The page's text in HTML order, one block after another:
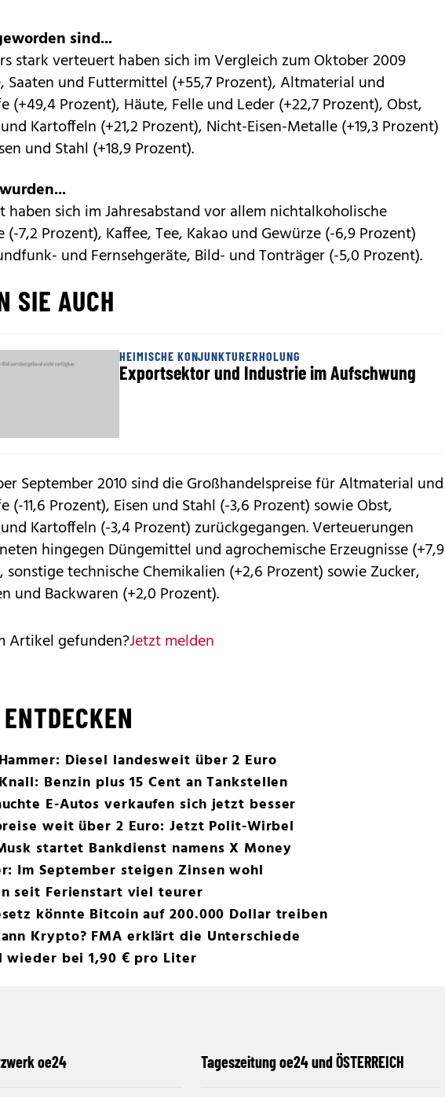
sind...
stark verteuert haben sich im Vergleich zum Oktober 2009
Saaten und Futtermittel (+55,7 Prozent), Altmaterial und
(+49,4 Prozent), Häute, Felle und Leder (+22,7 Prozent), Obst,
Kartoffeln (+21,2 Prozent), Nicht-Eisen-Metalle (+19,3 Prozent)
und Stahl (+18,9 Prozent).
sich im Jahresabstand vor allem nichtalkoholische
(-7,2 Prozent), Kaffee, Tee, Kakao und Gewürze (-6,9 Prozent)
und Fernsehgeräte, Bild- und Tonträger (-5,0 Prozent).
SIE AUCH
HEIMISCHE KONJUNKTURERHOLUNG
Exportsektor und Industrie im Aufschwung
September 2010 sind die Großhandelspreise für Altmaterial und
(-11,6 Prozent), Eisen und Stahl (-3,6 Prozent) sowie Obst,
Kartoffeln (-3,4 Prozent) zurückgegangen. Verteuerungen
hingegen Düngemittel und agrochemische Erzeugnisse (+7,9
sonstige technische Chemikalien (+2,6 Prozent) sowie Zucker,
und Backwaren (+2,0 Prozent).
Artikel gefunden?Jetzt melden
Diesel landesweit über 2 Euro
Benzin plus 15 Cent an Tankstellen
E-Autos verkaufen sich jetzt besser
weit über 2 Euro: Jetzt Polit-Wirbel
startet Bankdienst namens X Money
Im September steigen Zinsen wohl
seit Ferienstart viel teurer
könnte Bitcoin auf 200.000 Dollar treiben
Krypto? FMA erklärt die Unterschiede
wieder bei 1,90 € pro Liter
oe24 Tageszeitung oe24 und ÖSTERREICH